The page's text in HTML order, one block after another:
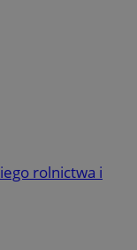
rolnictwa i